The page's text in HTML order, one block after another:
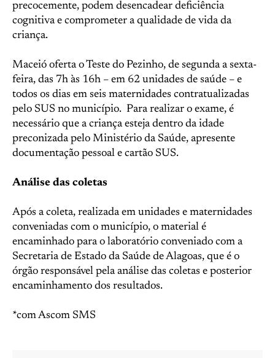
precocemente, podem desencadear deficiência
cognitiva e comprometer a qualidade de vida da
criança.
Maceió oferta o Teste do Pezinho, de segunda a sexta-
feira, das 7h às 16h – em 62 unidades de saúde – e
todos os dias em seis maternidades contratualizadas
pelo SUS no município. Para realizar o exame, é
necessário que a criança esteja dentro da idade
preconizada pelo Ministério da Saúde, apresente
documentação pessoal e cartão SUS.
Análise das coletas
Após a coleta, realizada em unidades e maternidades
conveniadas com o município, o material é
encaminhado para o laboratório conveniado com a
Secretaria de Estado da Saúde de Alagoas, que é o
órgão responsável pela análise das coletas e posterior
encaminhamento dos resultados.
*com Ascom SMS